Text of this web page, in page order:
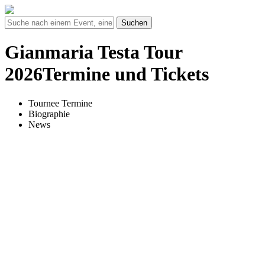
Suchen
Gianmaria Testa Tour
2026Termine und Tickets
Tournee Termine
Biographie
News